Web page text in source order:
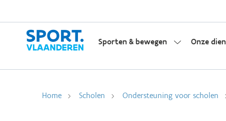
Sporten & bewegen Onze
Home Scholen Ondersteuning voor scholen